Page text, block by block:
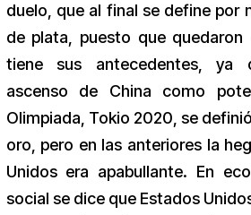
duelo, que al final se define por
de plata, puesto que quedaron
tiene sus antecedentes, ya
ascenso de China como
Olimpiada, Tokio 2020, se
oro, pero en las anteriores la
Unidos era apabullante. En
social se dice que Estados